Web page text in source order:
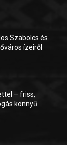
Szabolcs és
ízeiről
– friss,
könnyű